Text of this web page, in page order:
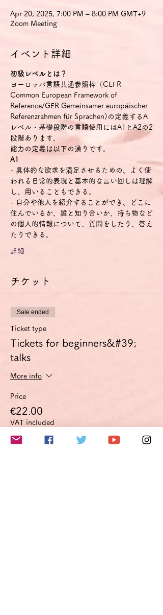
Apr 20, 2025, 7:00 PM – 8:00 PM GMT+9
Zoom Meeting
イベント詳細
初級レベルとは？
ヨーロッパ言語共通参照枠（CEFR
Common European Framework of
Reference/GER Gemeinsamer europäischer
Referenzrahmen für Sprachen)の定義するA
レベル・基礎段階の言語使用にはA1とA2の2
段階あります。
能力の定義は以下の通りです。
A1
- 具体的な欲求を満足させるための、よく使
われる日常的表現と基本的な言い回しは理解
し、用いることもできる。
- 自分や他人を紹介することができ、どこに
住んでいるか、誰と知り合いか、持ち物など
の個人的情報について、質問をしたり、答え
たりできる。
詳細
チケット
Sale ended
Ticket type
Tickets for beginners&#39;
talks
More info
Price
€22.00
VAT included